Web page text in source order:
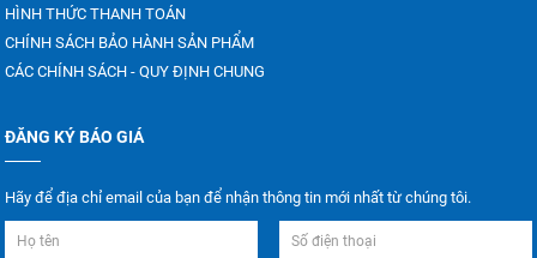
HÌNH THỨC THANH TOÁN
CHÍNH SÁCH BẢO HÀNH SẢN PHẨM
CÁC CHÍNH SÁCH - QUY ĐỊNH CHUNG
ĐĂNG KÝ BÁO GIÁ
Hãy để địa chỉ email của bạn để nhận thông tin mới nhất từ chúng tôi.